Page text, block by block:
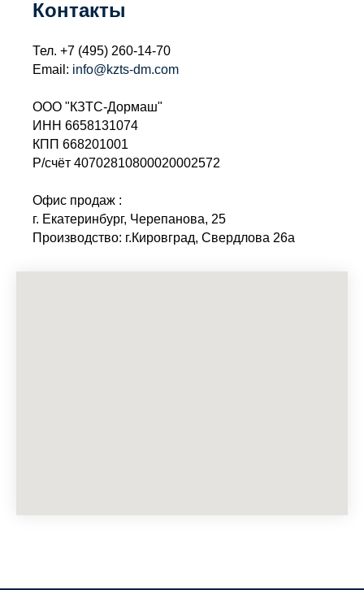
Контакты
Тел. +7 (495) 260-14-70
Email: info@kzts-dm.com
ООО "КЗТС-Дормаш"
ИНН 6658131074
КПП 668201001
Р/счёт 40702810800020002572
Офис продаж :
г. Екатеринбург, Черепанова, 25
Производство: г.Кировград, Свердлова 26а